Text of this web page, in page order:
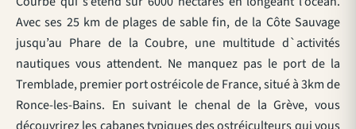
Avec ses 25 km de plages de sable fin, de la Côte Sauvage
jusqu’au Phare de la Coubre, une multitude d`activités
nautiques vous attendent. Ne manquez pas le port de la
Tremblade, premier port ostréicole de France, situé à 3km de
Ronce-les-Bains. En suivant le chenal de la Grève, vous